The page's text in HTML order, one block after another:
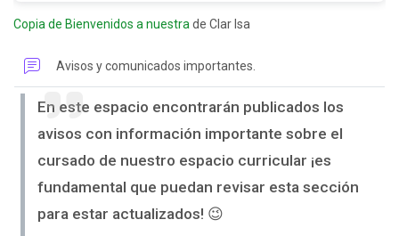
Copia de Bienvenidos a nuestra de Clar Isa
Avisos y comunicados importantes.
En este espacio encontrarán publicados los
avisos con información importante sobre el
cursado de nuestro espacio curricular ¡es
fundamental que puedan revisar esta sección
para estar actualizados! 😉